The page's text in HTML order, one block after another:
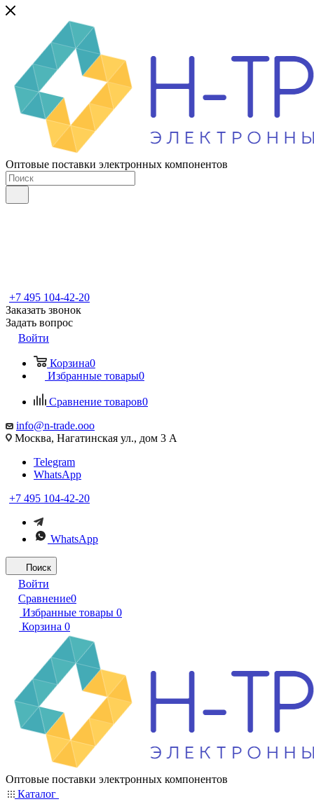
Оптовые поставки электронных компонентов
+7 495 104-42-20
Заказать звонок
Задать вопрос
Войти
Корзина0
Избранные товары0
Сравнение товаров0
info@n-trade.ooo
Москва, Нагатинская ул., дом 3 А
Telegram
WhatsApp
+7 495 104-42-20
WhatsApp
Поиск
Войти
Сравнение0
Избранные товары 0
Корзина 0
Оптовые поставки электронных компонентов
Каталог